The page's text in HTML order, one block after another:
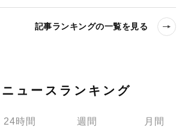
記事ランキングの一覧を見る
ニュースランキング
24時間 週間 月間